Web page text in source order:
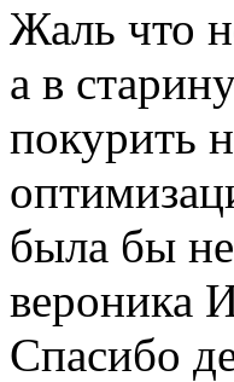
Жаль что
а в
покурить
была бы
вероника
Спасибо